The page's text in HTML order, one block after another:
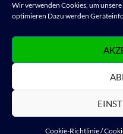
Wir verwenden Cookies, um
optimieren Dazu werden
Cookie-Richtlinie /
Anmelden
Datenschutz Stolz präsentiert von